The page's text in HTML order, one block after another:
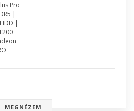
Pro
|
|
MEGNÉZEM